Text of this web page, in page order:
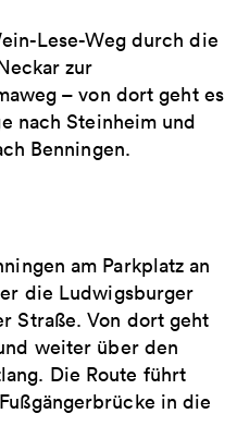
Lese-Weg durch die
zur
– von dort geht es
nach Steinheim und
Benningen.
am Parkplatz an
die Ludwigsburger
Straße. Von dort geht
weiter über den
Die Route führt
in die